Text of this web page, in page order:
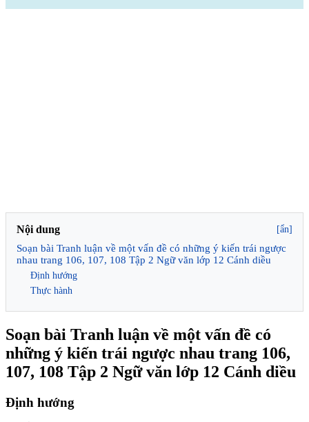
Nội dung [ẩn]
Soạn bài Tranh luận về một vấn đề có những ý kiến trái ngược
nhau trang 106, 107, 108 Tập 2 Ngữ văn lớp 12 Cánh diều
Định hướng
Thực hành
Soạn bài Tranh luận về một vấn đề có
những ý kiến trái ngược nhau trang 106,
107, 108 Tập 2 Ngữ văn lớp 12 Cánh diều
Định hướng